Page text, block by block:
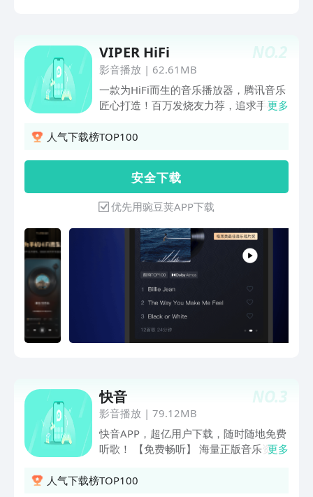
习、工作、聚会等全场景歌单。【精彩乐
评】全网最热闹歌曲评论区。真实情感故
事、连载小说、硬核科普、趣味段子、文
学金句、流行玩梗，你想得到想不到的乐
评都在这了。【趣味社区】在云村，你不
仅可以听音乐，还可以看音乐、聊音乐、
创新功能全方位满足你的使用体验。
NO.2
VIPER HiFi
影音播放 | 62.61MB
一款为HiFi而生的音乐播放器，腾讯音乐
匠心打造！百万发烧友力荐，追求手机
的线上聚集地。 更专业的解码，还原无
乐海洋，是你开启HiFi之旅的不二选择。
产品特性介绍： 【简洁无广】播放体验
焕然一新，界面纯净无广告 【臻享发烧
音质】1000W+ Hi-Res曲库、DSD、蝰
蛇原声母带级音源，纵享细致入微的音乐
细节。 【千万级免费曲库】无损音质金
曲任你听，经典/发烧名盘/各种流派专辑
等你探索~ 【超大音乐云盘】1T大容量，
存你所爱！更可绑定百度网盘，一键转存
音乐资产。 【内容专业多样】每日臻选
专业/热门/发烧领域的音乐内容，多维度
收获更多好歌，彻底告别歌荒！更有HiFi
业不含糊！ 【更多玩法】一键Hi-Res煲
机、DLNA投播、NAS云储存、听歌识
曲、烧er社区，多种超“哇塞”硬核功能供
你玩转HiFi。 【福利满满】不定期福利大
放送，会员领不停。 专业特性介绍： 1.
支持多格式播放：dff、dsf、dst、iso、
更多
人气下载榜TOP100
安 全 下 载
优先用豌豆荚APP下载
NO.3
快音
影音播放 | 79.12MB
快音APP，超亿用户下载，随时随地免费
听歌！ 【免费畅听】 海量正版音乐资
典老歌、Dj热歌、铃声、广场舞等歌曲全
更多
人气下载榜TOP100